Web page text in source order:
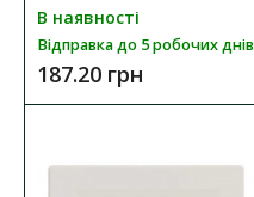
В наявності
Відправка до 5 робочих днів
187.20 грн